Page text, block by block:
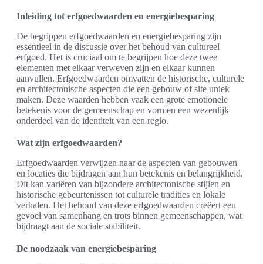
Inleiding tot erfgoedwaarden en energiebesparing
De begrippen erfgoedwaarden en energiebesparing zijn
essentieel in de discussie over het behoud van cultureel
erfgoed. Het is cruciaal om te begrijpen hoe deze twee
elementen met elkaar verweven zijn en elkaar kunnen
aanvullen. Erfgoedwaarden omvatten de historische, culturele
en architectonische aspecten die een gebouw of site uniek
maken. Deze waarden hebben vaak een grote emotionele
betekenis voor de gemeenschap en vormen een wezenlijk
onderdeel van de identiteit van een regio.
Wat zijn erfgoedwaarden?
Erfgoedwaarden verwijzen naar de aspecten van gebouwen
en locaties die bijdragen aan hun betekenis en belangrijkheid.
Dit kan variëren van bijzondere architectonische stijlen en
historische gebeurtenissen tot culturele tradities en lokale
verhalen. Het behoud van deze erfgoedwaarden creëert een
gevoel van samenhang en trots binnen gemeenschappen, wat
bijdraagt aan de sociale stabiliteit.
De noodzaak van energiebesparing